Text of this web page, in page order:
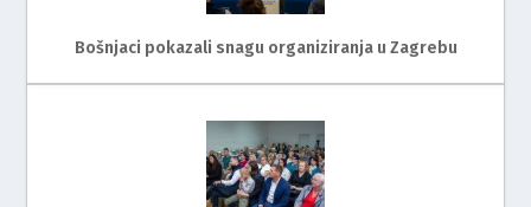
Bošnjaci pokazali snagu organiziranja u Zagrebu